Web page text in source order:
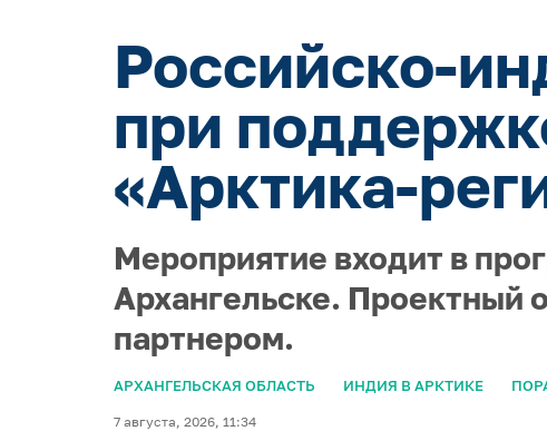
Российско-
при
«Арктика-
Мероприятие входит в
Архангельске. Проектный
партнером.
АРХАНГЕЛЬСКАЯ ОБЛАСТЬ ИНДИЯ В АРКТИКЕ
7 августа, 2026, 11:34